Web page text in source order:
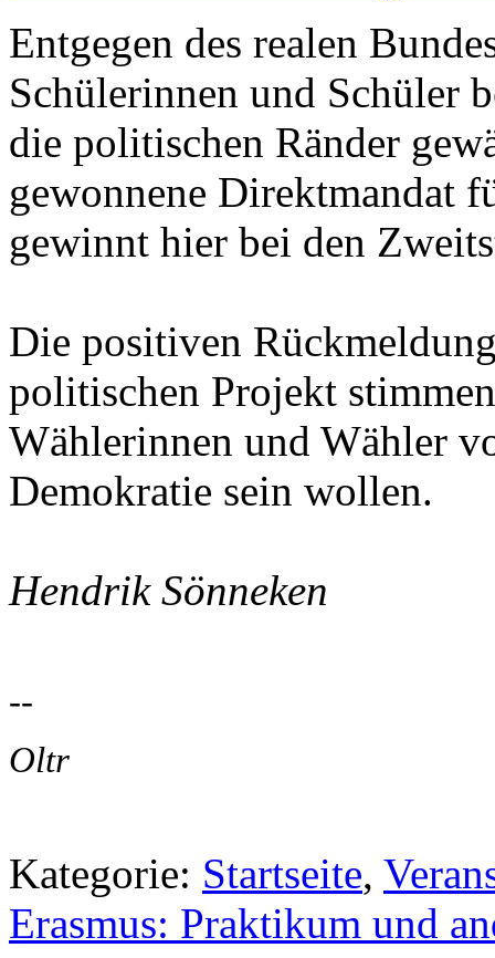
Entgegen des realen
Schülerinnen und Schüler
die politischen Ränder
gewonnene Direktmandat
gewinnt hier bei den
Die positiven
politischen Projekt
Wählerinnen und Wähler
Demokratie sein wollen.
Hendrik Sönneken
--
Oltr
Kategorie: Startseite,
Erasmus: Praktikum und